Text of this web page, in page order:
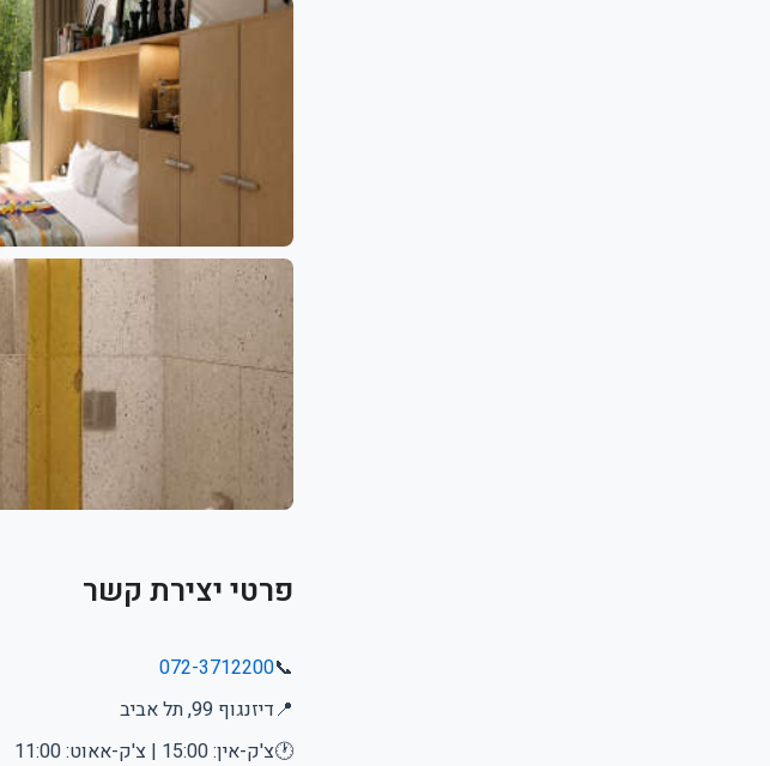
פרטי יצירת קשר
📞
072-3712200
📍דיזנגוף 99, תל אביב
🕐צ'ק-אין: 15:00 | צ'ק-אאוט: 11:00